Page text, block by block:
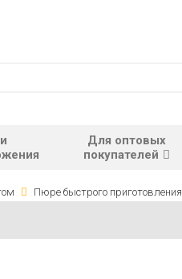
Для оптовых
покупателей
Пюре быстрого приготовления